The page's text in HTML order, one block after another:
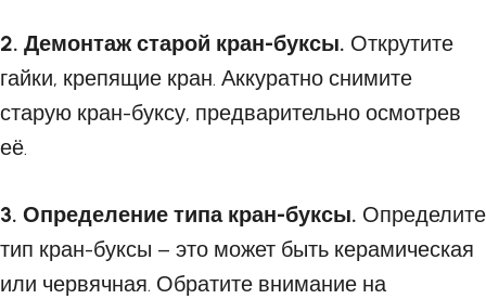
2. Демонтаж старой кран-буксы. Открутите
гайки, крепящие кран. Аккуратно снимите
старую кран-буксу, предварительно осмотрев
её.
3. Определение типа кран-буксы. Определите
тип кран-буксы – это может быть керамическая
или червячная. Обратите внимание на